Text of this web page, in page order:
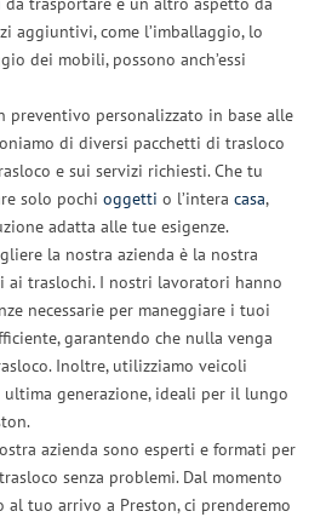
aggiuntivi, come l’imballaggio, lo
dei mobili, possono anch’essi
preventivo personalizzato in base alle
di diversi pacchetti di trasloco
e sui servizi richiesti. Che tu
solo pochi oggetti o l’intera casa,
adatta alle tue esigenze.
la nostra azienda è la nostra
ai traslochi. I nostri lavoratori hanno
necessarie per maneggiare i tuoi
garantendo che nulla venga
Inoltre, utilizziamo veicoli
generazione, ideali per il lungo
azienda sono esperti e formati per
senza problemi. Dal momento
tuo arrivo a Preston, ci prenderemo